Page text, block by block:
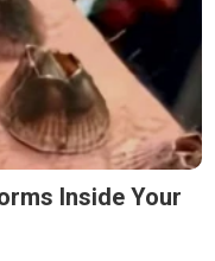
Inside Your